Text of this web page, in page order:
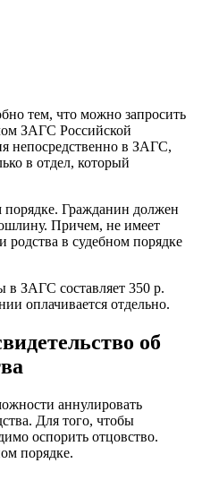
тем, что можно запросить
ЗАГС Российской
непосредственно в ЗАГС,
в отдел, который
порядке. Гражданин должен
Причем, не имеет
родства в судебном порядке
ЗАГС составляет 350 р.
оплачивается отдельно.
об
аннулировать
Для того, чтобы
оспорить отцовство.
порядке.